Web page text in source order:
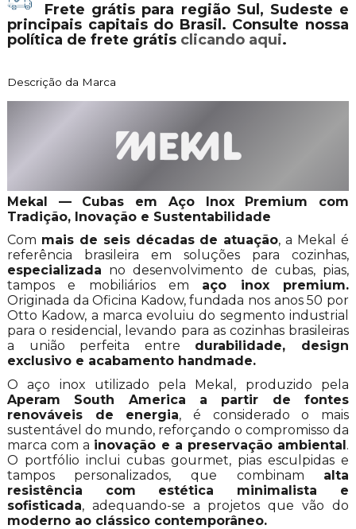
Frete grátis para região Sul, Sudeste e
principais capitais do Brasil. Consulte nossa
política de frete grátis clicando aqui.
Descrição da Marca
Mekal — Cubas em Aço Inox Premium com
Tradição, Inovação e Sustentabilidade
Com mais de seis décadas de atuação, a Mekal é
referência brasileira em soluções para cozinhas,
especializada no desenvolvimento de cubas, pias,
tampos e mobiliários em aço inox premium.
Originada da Oficina Kadow, fundada nos anos 50 por
Otto Kadow, a marca evoluiu do segmento industrial
para o residencial, levando para as cozinhas brasileiras
a união perfeita entre durabilidade, design
exclusivo e acabamento handmade.
O aço inox utilizado pela Mekal, produzido pela
Aperam South America a partir de fontes
renováveis de energia, é considerado o mais
sustentável do mundo, reforçando o compromisso da
marca com a inovação e a preservação ambiental.
O portfólio inclui cubas gourmet, pias esculpidas e
tampos personalizados, que combinam alta
resistência com estética minimalista e
sofisticada, adequando-se a projetos que vão do
moderno ao clássico contemporâneo.